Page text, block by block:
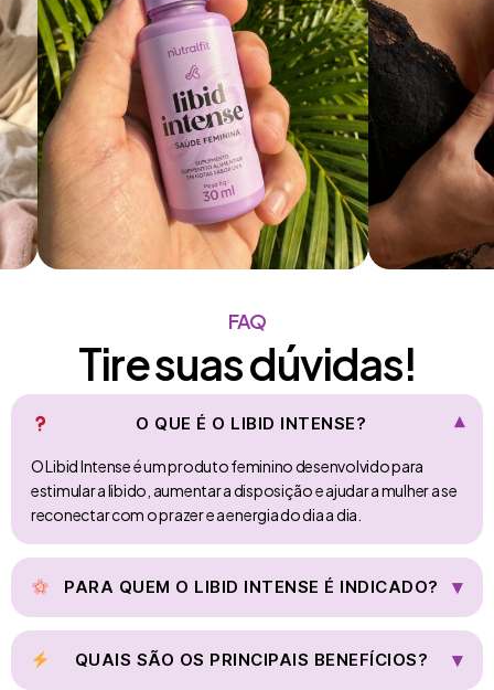
FAQ
Tire suas dúvidas!
O QUE É O LIBID INTENSE? ▾
O Libid Intense é um produto feminino desenvolvido para
estimular a libido, aumentar a disposição e ajudar a mulher a se
reconectar com o prazer e a energia do dia a dia.
PARA QUEM O LIBID INTENSE É INDICADO? ▾
Mulheres que sentem queda de desejo sexual, estão mais
cansadas ou estressadas, querem mais conexão com o
QUAIS SÃO OS PRINCIPAIS BENEFÍCIOS? ▾